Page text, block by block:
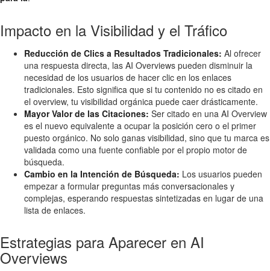
Impacto en la Visibilidad y el Tráfico
Reducción de Clics a Resultados Tradicionales: Al ofrecer
una respuesta directa, las AI Overviews pueden disminuir la
necesidad de los usuarios de hacer clic en los enlaces
tradicionales. Esto significa que si tu contenido no es citado en
el overview, tu visibilidad orgánica puede caer drásticamente.
Mayor Valor de las Citaciones: Ser citado en una AI Overview
es el nuevo equivalente a ocupar la posición cero o el primer
puesto orgánico. No solo ganas visibilidad, sino que tu marca es
validada como una fuente confiable por el propio motor de
búsqueda.
Cambio en la Intención de Búsqueda: Los usuarios pueden
empezar a formular preguntas más conversacionales y
complejas, esperando respuestas sintetizadas en lugar de una
lista de enlaces.
Estrategias para Aparecer en AI
Overviews